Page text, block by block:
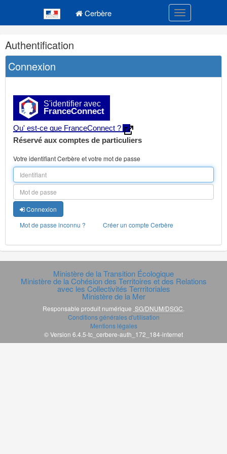
Cerbère Toggle
Navigation
et
outils
annexes
Authentification
Connexion
S'identifier avec
FranceConnect
Qu' est-ce que FranceConnect ?
Réservé aux comptes de particuliers
Votre identifiant Cerbère et votre mot de passe
Connexion
Mot de passe inconnu ?
Créer un compte Cerbère
Ministère de la Transition Écologique
Ministère de la Cohésion des Territoires et des Relations
avec les Collectivités Terrritoriales
Ministère de la Mer
Responsable produit numérique SG/DNUM/DSGC.
Conditions générales d'utilisation
Mentions légales
© Version 6.4.5-tc_cerbere-auth_172_184-internet